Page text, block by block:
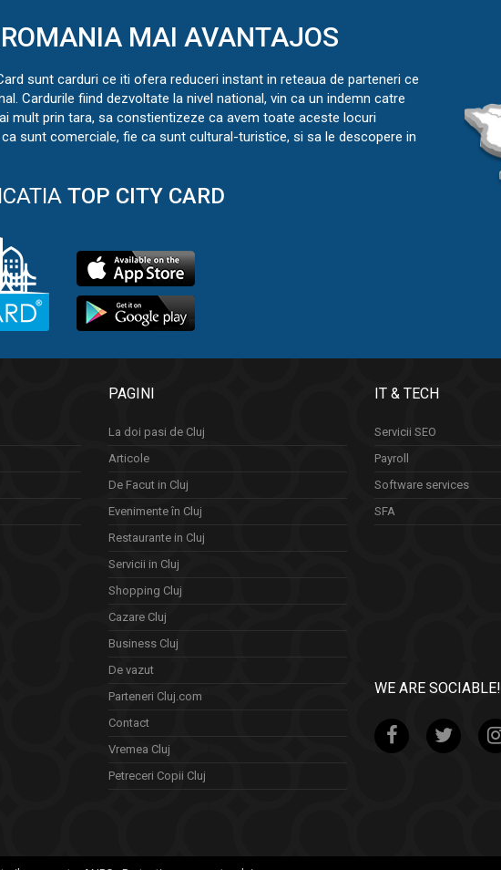
ROMANIA MAI AVANTAJOS
sunt carduri ce iti ofera reduceri instant in reteaua de parteneri ce
Cardurile fiind dezvoltate la nivel national, vin ca un indemn catre
mult prin tara, sa constientizeze ca avem toate aceste locuri
sunt comerciale, fie ca sunt cultural-turistice, si sa le descopere in
TOP CITY CARD
PAGINI
La doi pasi de Cluj
Articole
De Facut in Cluj
Evenimente în Cluj
Restaurante in Cluj
Servicii in Cluj
Shopping Cluj
Cazare Cluj
Business Cluj
De vazut
Parteneri Cluj.com
Contact
Vremea Cluj
Petreceri Copii Cluj
IT & TECH
Servicii SEO
Payroll
Software services
SFA
WE ARE SOCIABLE!